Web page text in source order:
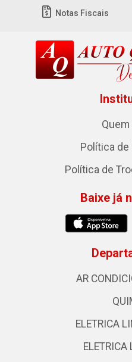
Notas Fiscais
Política de
Política de
Baixe já
AR
ELETRICA
ELETRICA